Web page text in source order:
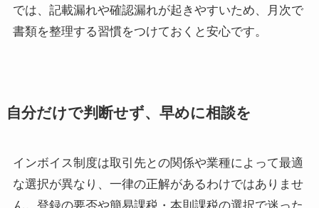
では、記載漏れや確認漏れが起きやすいため、月次で
書類を整理する習慣をつけておくと安心です。
自分だけで判断せず、早めに相談を
インボイス制度は取引先との関係や業種によって最適
な選択が異なり、一律の正解があるわけではありませ